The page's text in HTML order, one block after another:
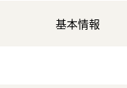
基本情報